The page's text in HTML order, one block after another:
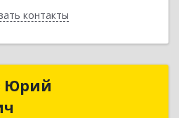
контакты
Назад
Юрий
Брусянцев Юрий